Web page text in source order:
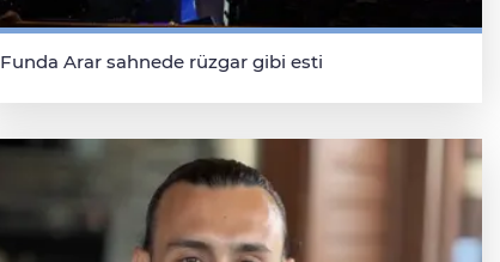
Funda Arar sahnede rüzgar gibi esti